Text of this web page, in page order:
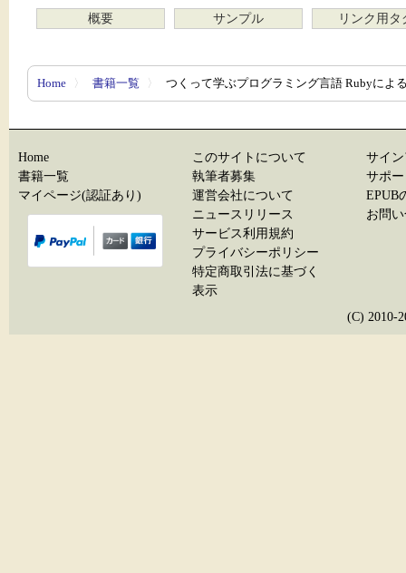
概要 サンプル リンク用タ
Home 〉 書籍一覧 〉 つくって学ぶプログラミング言語 Rubyによ
Home
書籍一覧
マイページ(認証あり)
このサイトについて
執筆者募集
運営会社について
ニュースリリース
サービス利用規約
プライバシーポリシー
特定商取引法に基づく
表示
サイ
サポ
EPUB
お問
(C) 2010-